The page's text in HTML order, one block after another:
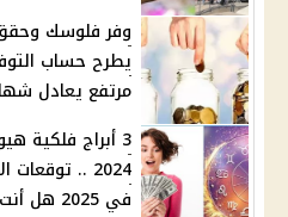
وفر فلوسك
يطرح حساب
مرتفع يعادل
3 أبراج فلكية
2024 ..
في 2025 هل أنت المحظوظ ؟